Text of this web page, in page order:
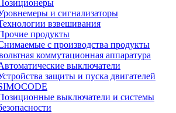
и сигнализаторы
взвешивания
продукты
с производства продукты
коммутационная аппаратура
выключатели
защиты и пуска двигателей
выключатели и системы